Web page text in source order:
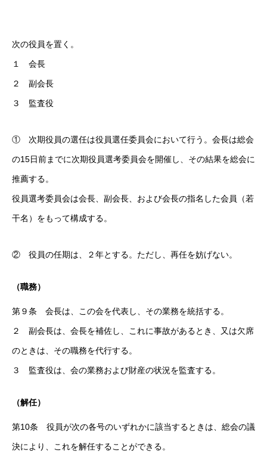
HOME
草むしりマイスターについて
HOME
次の役員を置く。
１ 会長
２ 副会長
３ 監査役
① 次期役員の選任は役員選任委員会において行う。会長は総会
の15日前までに次期役員選考委員会を開催し、その結果を総会に
推薦する。
役員選考委員会は会長、副会長、および会長の指名した会員（若
干名）をもって構成する。
② 役員の任期は、２年とする。ただし、再任を妨げない。
（職務）
第９条 会長は、この会を代表し、その業務を統括する。
２ 副会長は、会長を補佐し、これに事故があるとき、又は欠席
のときは、その職務を代行する。
３ 監査役は、会の業務および財産の状況を監査する。
（解任）
第10条 役員が次の各号のいずれかに該当するときは、総会の議
決により、これを解任することができる。